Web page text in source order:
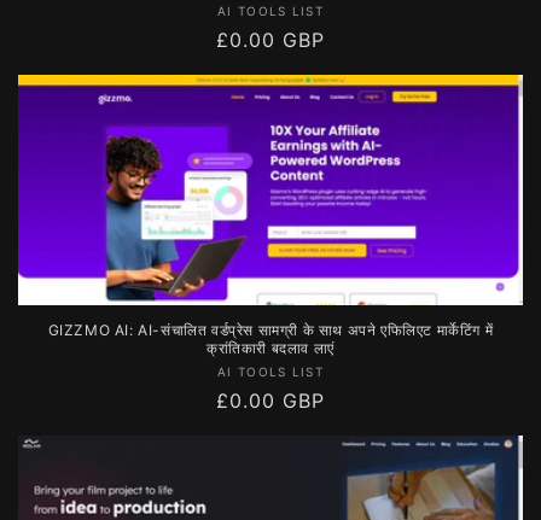
विक्रेता:
AI TOOLS LIST
नियमित
मूल्य
£0.00 GBP
GIZZMO AI: AI-संचालित वर्डप्रेस सामग्री के साथ अपने एफिलिएट मार्केटिंग में
क्रांतिकारी बदलाव लाएं
विक्रेता:
AI TOOLS LIST
नियमित
£0.00 GBP